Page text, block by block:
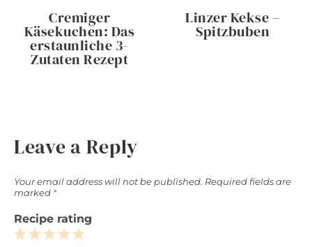
Cremiger
Käsekuchen: Das
erstaunliche 3-
Zutaten Rezept
Linzer Kekse –
Spitzbuben
Leave a Reply
Your email address will not be published. Required fields are
marked *
Recipe rating